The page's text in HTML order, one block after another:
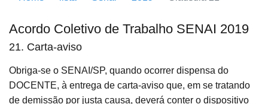
Acordo Coletivo de Trabalho SENAI 2019
21. Carta-aviso
Obriga-se o SENAI/SP, quando ocorrer dispensa do
DOCENTE, à entrega de carta-aviso que, em se tratando
de demissão por justa causa, deverá conter o dispositivo